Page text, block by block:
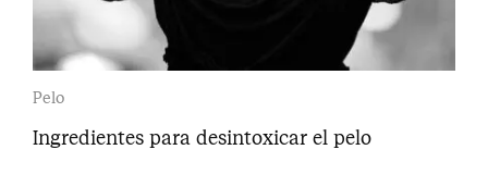
Pelo
Ingredientes para desintoxicar el pelo